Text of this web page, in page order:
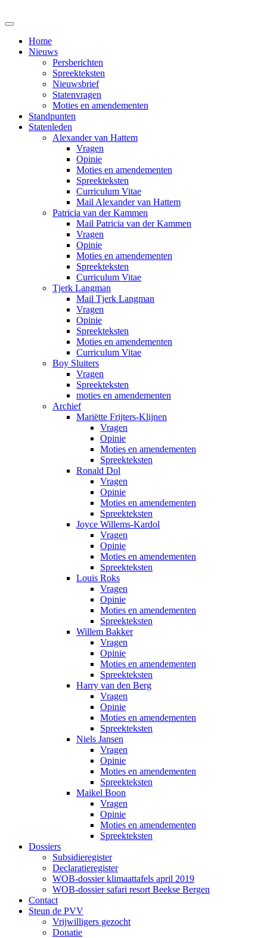
Home
Nieuws
Persberichten
Spreekteksten
Nieuwsbrief
Statenvragen
Moties en amendementen
Standpunten
Statenleden
Alexander van Hattem
Vragen
Opinie
Moties en amendementen
Spreekteksten
Curriculum Vitae
Mail Alexander van Hattem
Patricia van der Kammen
Mail Patricia van der Kammen
Vragen
Opinie
Moties en amendementen
Spreekteksten
Curriculum Vitae
Tjerk Langman
Mail Tjerk Langman
Vragen
Opinie
Spreekteksten
Moties en amendementen
Curriculum Vitae
Boy Sluiters
Vragen
Spreekteksten
moties en amendementen
Archief
Mariëtte Frijters-Klijnen
Vragen
Opinie
Moties en amendementen
Spreekteksten
Ronald Dol
Vragen
Opinie
Moties en amendementen
Spreekteksten
Joyce Willems-Kardol
Vragen
Opinie
Moties en amendementen
Spreekteksten
Louis Roks
Vragen
Opinie
Moties en amendementen
Spreekteksten
Willem Bakker
Vragen
Opinie
Moties en amendementen
Spreekteksten
Harry van den Berg
Vragen
Opinie
Moties en amendementen
Spreekteksten
Niels Jansen
Vragen
Opinie
Moties en amendementen
Spreekteksten
Maikel Boon
Vragen
Opinie
Moties en amendementen
Spreekteksten
Dossiers
Subsidieregister
Declaratieregister
WOB-dossier klimaattafels april 2019
WOB-dossier safari resort Beekse Bergen
Contact
Steun de PVV
Vrijwilligers gezocht
Donatie